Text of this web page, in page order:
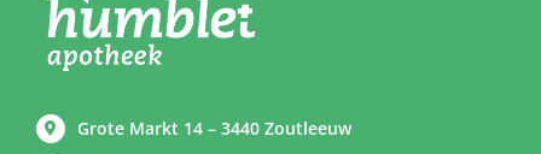
Grote Markt 14 – 3440 Zoutleeuw